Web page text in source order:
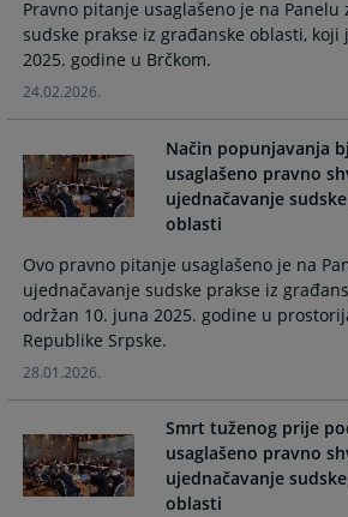
and
select
a
the
question
mark
to
get
the
keyboard
shortcuts
for
dates.
and
the
question
mark
to
get
the
for
changing
dates.
Pravno pitanje usaglašeno je na Panelu
sudske prakse iz građanske oblasti, koji
2025. godine u Brčkom.
24.02.2026.
Način popunjavanja
usaglašeno pravno
ujednačavanje
oblasti
Ovo pravno pitanje usaglašeno je na
ujednačavanje sudske prakse iz
održan 10. juna 2025. godine u
Republike Srpske.
28.01.2026.
Smrt tuženog prije
usaglašeno pravno
ujednačavanje
oblasti